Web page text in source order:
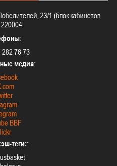
23/1 (блок кабинетов
:
282 76 73
медиа:
BBF
теги::